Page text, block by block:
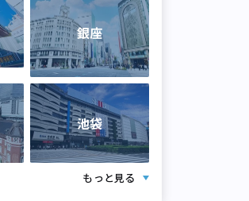
銀座
池袋
もっと見る